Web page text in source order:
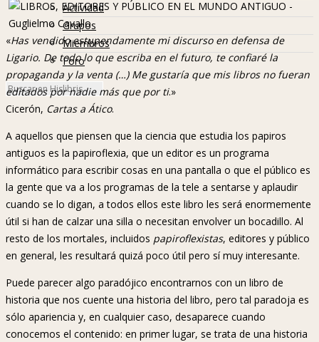
Actividad
Grupos
Miembros
Foro
«Has vendido estupendamente mi discurso en defensa de
Ligario. De todo lo que escriba en el futuro, te confiaré la
propaganda y la venta (…) Me gustaría que mis libros no fueran
editados por nadie más que por ti.»
Cicerón, Cartas a Ático.
A aquellos que piensen que la ciencia que estudia los papiros
antiguos es la papiroflexia, que un editor es un programa
informático para escribir cosas en una pantalla o que el público es
la gente que va a los programas de la tele a sentarse y aplaudir
cuando se lo digan, a todos ellos este libro les será enormemente
útil si han de calzar una silla o necesitan envolver un bocadillo. Al
resto de los mortales, incluidos papiroflexistas, editores y público
en general, les resultará quizá poco útil pero sí muy interesante.
Puede parecer algo paradójico encontrarnos con un libro de
historia que nos cuente una historia del libro, pero tal paradoja es
sólo apariencia y, en cualquier caso, desaparece cuando
conocemos el contenido: en primer lugar, se trata de una historia